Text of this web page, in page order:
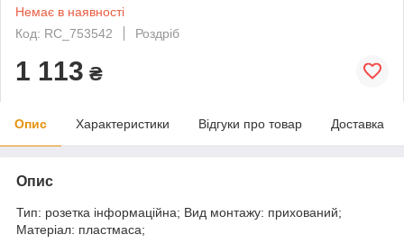
Немає в наявності
Код: RC_753542
Роздріб
1 113 ₴
Опис Характеристики Відгуки про товар Доставка
Опис
Тип: розетка інформаційна; Вид монтажу: прихований;
Матеріал: пластмаса;